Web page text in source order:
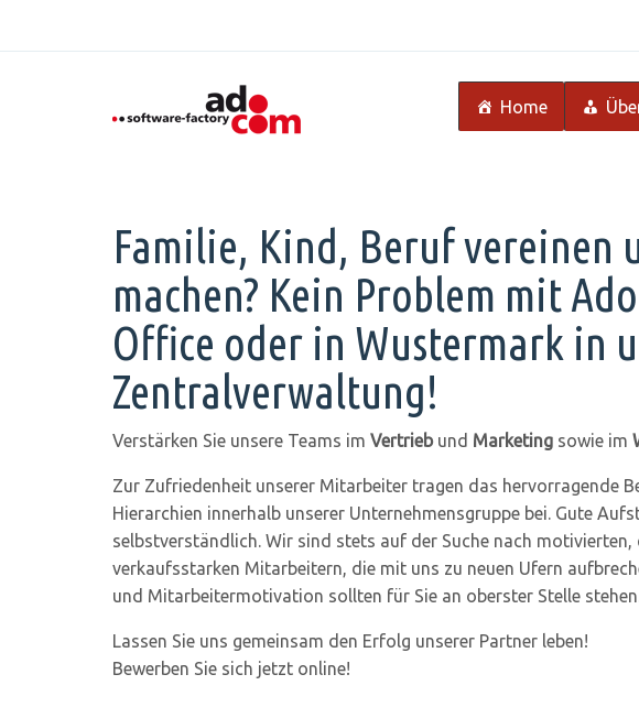
Home
Familie, Kind, Beruf vereinen
machen? Kein Problem mit
Office oder in Wustermark in
Zentralverwaltung!
Verstärken Sie unsere Teams im Vertriebund Marketing sowie im
Zur Zufriedenheit unserer Mitarbeiter tragen das hervorragende
Hierarchien innerhalb unserer Unternehmensgruppe bei. Gute
selbstverständlich. Wir sind stets auf der Suche nach
verkaufsstarken Mitarbeitern, die mit uns zu neuen Ufern
und Mitarbeitermotivation sollten für Sie an oberster Stelle
Lassen Sie uns gemeinsam den Erfolg unserer Partner leben!
Bewerben Sie sich jetzt online!